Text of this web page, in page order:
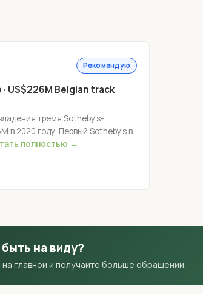
Рекомендую
US$226M Belgian track
тремя Sotheby's-
в 2020 году. Первый Sotheby's в
полностью →
на виду?
главной и получайте больше обращений.